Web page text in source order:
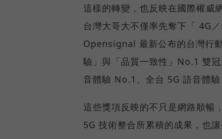
這樣的轉變，也反映在國際權
台灣大哥大不僅率先奪下「 4G
Opensignal 最新公布的台灣行
驗」與「品質一致性」No.1 雙
音體驗 No.1、全台 5G 語音體
這些獎項反映的不只是網路順暢
5G 技術整合所累積的成果，也